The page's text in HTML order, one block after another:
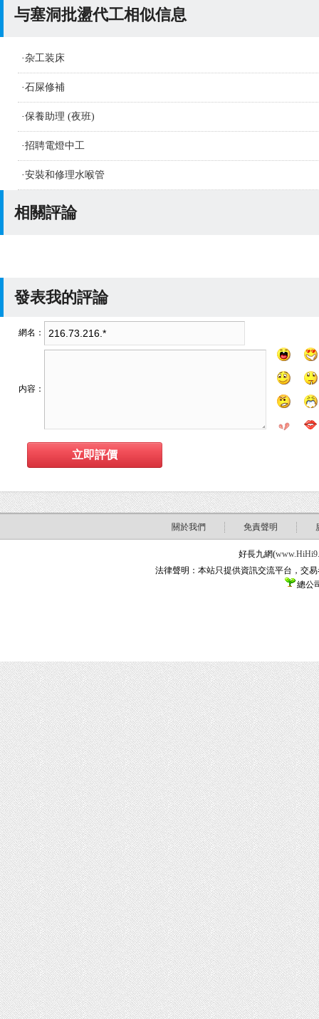
与塞洞批盪代工相似信息
·杂工装床
·石屎修補
·保養助理 (夜班)
·招聘電燈中工
·安裝和修理水喉管
相關評論
發表我的評論
網名：
内容：
關於我們 免責聲明
好長九網(
法律聲明：本站只提供資訊交流平台，交
總公